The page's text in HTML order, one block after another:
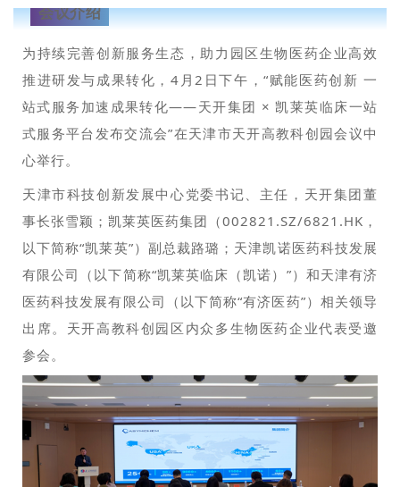
会议介绍
为持续完善创新服务生态，助力园区生物医药企业高效
推进研发与成果转化，4月2日下午，“赋能医药创新 一
站式服务加速成果转化——天开集团 × 凯莱英临床一站
式服务平台发布交流会”在天津市天开高教科创园会议中
心举行。
天津市科技创新发展中心党委书记、主任，天开集团董
事长张雪颖；凯莱英医药集团（002821.SZ/6821.HK，
以下简称“凯莱英”）副总裁路璐；天津凯诺医药科技发展
有限公司（以下简称“凯莱英临床（凯诺）”）和天津有济
医药科技发展有限公司（以下简称“有济医药”）相关领导
出席。天开高教科创园区内众多生物医药企业代表受邀
参会。